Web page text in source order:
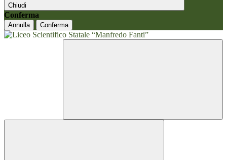
Chiudi
Conferma
Annulla Conferma